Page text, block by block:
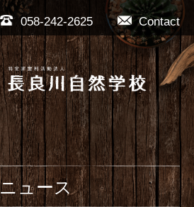
Contact
058-242-2625
ュース